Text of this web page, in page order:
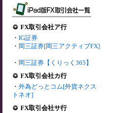
FX取引会社ア行
・ IG証券
・ 岡三証券[岡三アクティブFX]
・ 岡三証券【くりっく365】
FX取引会社カ行
・ 外為どっとコム[外貨ネクス
トネオ]
FX取引会社サ行